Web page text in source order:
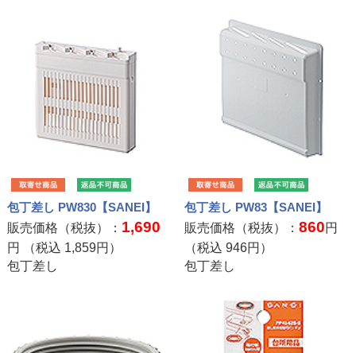
包丁差し PW830【SANEI】
販売価格（税抜）： 1,690
円 （税込 1,859円）
包丁差し
包丁差し PW83【SANEI】
販売価格（税抜）：860円
（税込946円）
包丁差し